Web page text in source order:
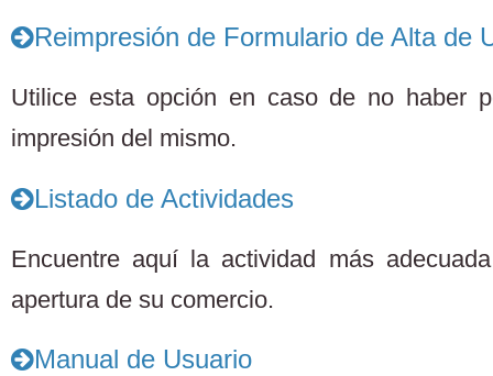
Reimpresión de Formulario de Alta de
Utilice esta opción en caso de no haber
impresión del mismo.
Listado de Actividades
Encuentre aquí la actividad más
apertura de su comercio.
Manual de Usuario